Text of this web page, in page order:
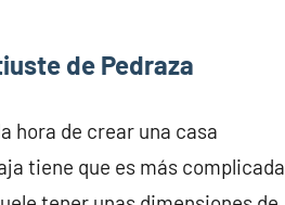
de Pedraza
hora de crear una casa
tiene que es más complicada